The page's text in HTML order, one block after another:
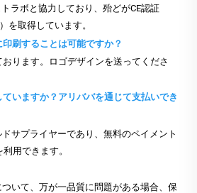
ラボと協力しており、殆どがCE認証
を取得しています。
刷することは可能ですか？
ります。ロゴデザインを送ってくださ
いますか？アリババを通じて支払いでき
サプライヤーであり、無料のペイメント
用できます。
いて、万が一品質に問題がある場合、保